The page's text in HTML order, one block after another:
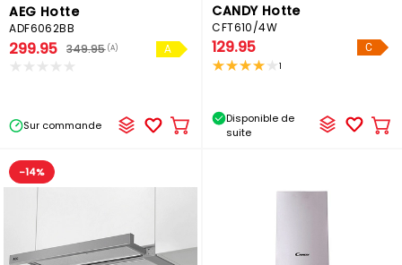
AEG Hotte
ADF6062BB
299.95 349.95 (A) A
Sur commande Ajouter
CANDY Hotte
CFT610/4W
129.95 C
1
Disponible de
suite
-14%